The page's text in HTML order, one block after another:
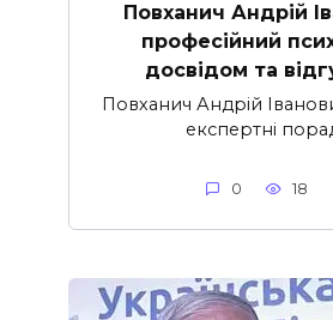
Повханич Андрій
професійний
досвідом та
Повханич Андрій
експертні
0 18